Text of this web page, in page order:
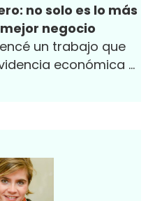
no solo es lo más
negocio
un trabajo que
económica y